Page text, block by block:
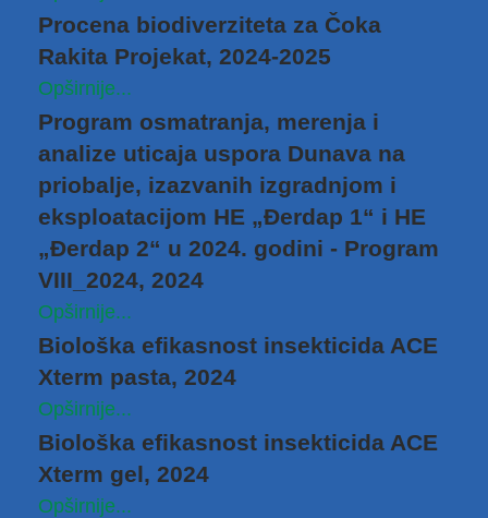
Procena biodiverziteta za Čoka
Rakita Projekat, 2024-2025
Opširnije...
Program osmatranja, merenja i
analize uticaja uspora Dunava na
priobalјe, izazvanih izgradnjom i
eksploatacijom HE „Đerdap 1“ i HE
„Đerdap 2“ u 2024. godini - Program
VIII_2024, 2024
Opširnije...
Biološka efikasnost insekticida ACE
Xterm pasta, 2024
Opširnije...
Biološka efikasnost insekticida ACE
Xterm gel, 2024
Opširnije...